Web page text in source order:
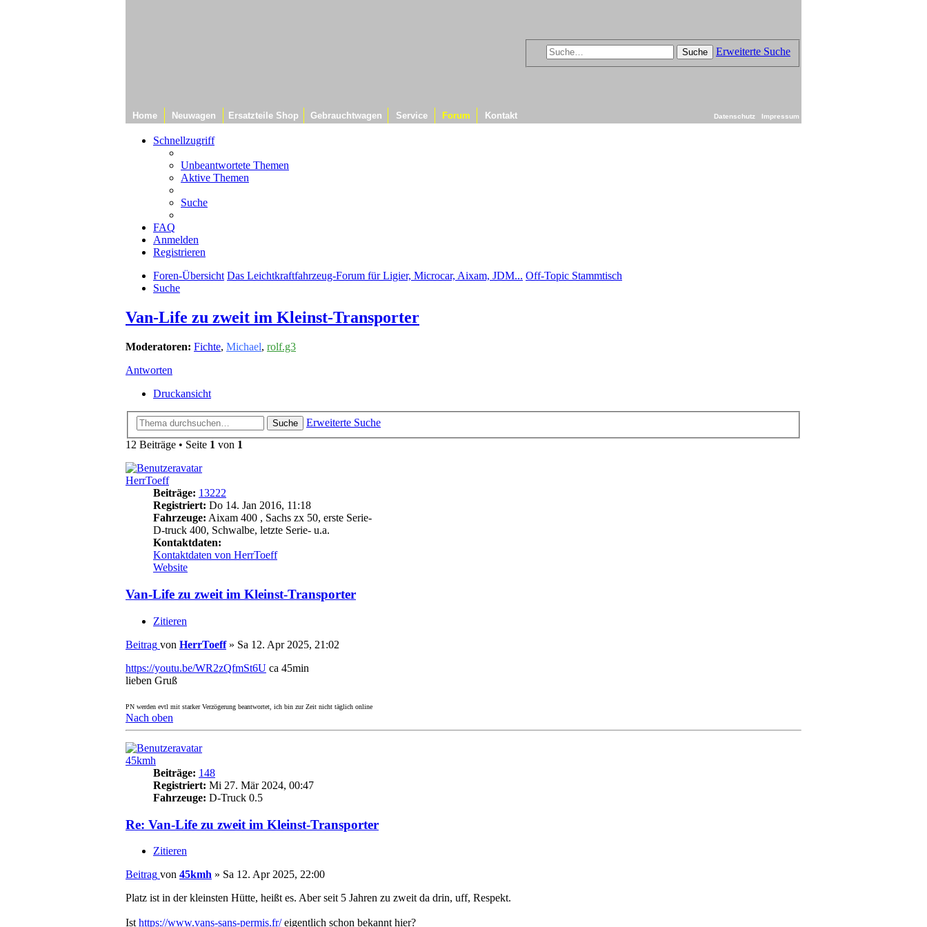
Suche Erweiterte Suche
Home Neuwagen Ersatzteile Shop Gebrauchtwagen Service Forum Kontakt Datenschutz Impressum
Schnellzugriff
Unbeantwortete Themen
Aktive Themen
Suche
FAQ
Anmelden
Registrieren
Foren-Übersicht Das Leichtkraftfahrzeug-Forum für Ligier, Microcar, Aixam, JDM... Off-Topic Stammtisch
Suche
Van-Life zu zweit im Kleinst-Transporter
Moderatoren: Fichte, Michael, rolf.g3
Antworten
Druckansicht
Suche
Erweiterte Suche
12 Beiträge • Seite 1 von 1
HerrToeff
Beiträge: 13222
Registriert: Do 14. Jan 2016, 11:18
Fahrzeuge: Aixam 400 , Sachs zx 50, erste Serie-
D-truck 400, Schwalbe, letzte Serie- u.a.
Kontaktdaten:
Kontaktdaten von HerrToeff
Website
Van-Life zu zweit im Kleinst-Transporter
Zitieren
Beitrag von HerrToeff» Sa 12. Apr 2025, 21:02
https://youtu.be/WR2zQfmSt6U ca 45min
lieben Gruß
PN werden evtl mit starker Verzögerung beantwortet, ich bin zur Zeit nicht täglich online
Nach oben
45kmh
Beiträge: 148
Registriert: Mi 27. Mär 2024, 00:47
Fahrzeuge: D-Truck 0.5
Re: Van-Life zu zweit im Kleinst-Transporter
Zitieren
Beitrag von 45kmh » Sa 12. Apr 2025, 22:00
Platz ist in der kleinsten Hütte, heißt es. Aber seit 5 Jahren zu zweit da drin, uff, Respekt.
Ist https://www.vans-sans-permis.fr/eigentlich schon bekannt hier?